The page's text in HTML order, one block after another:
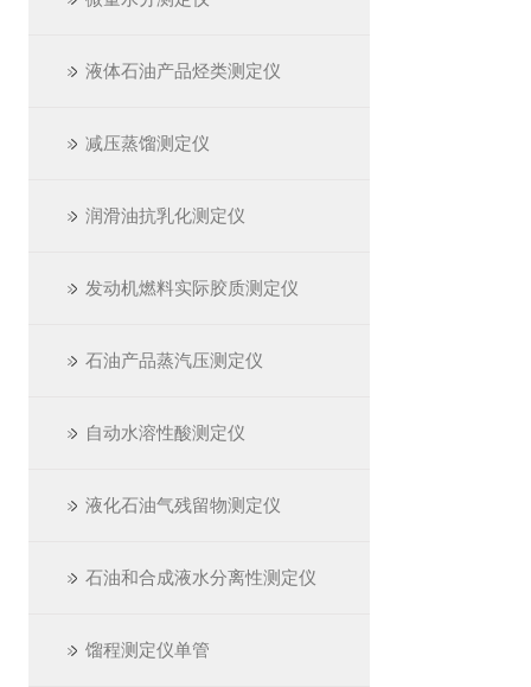
液体石油产品烃类测定仪
减压蒸馏测定仪
润滑油抗乳化测定仪
发动机燃料实际胶质测定仪
石油产品蒸汽压测定仪
自动水溶性酸测定仪
液化石油气残留物测定仪
石油和合成液水分离性测定仪
馏程测定仪单管